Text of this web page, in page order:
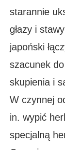
starannie
głazy i
japoński
szacunek
skupienia i
W czynnej
in. wypić
specjalną